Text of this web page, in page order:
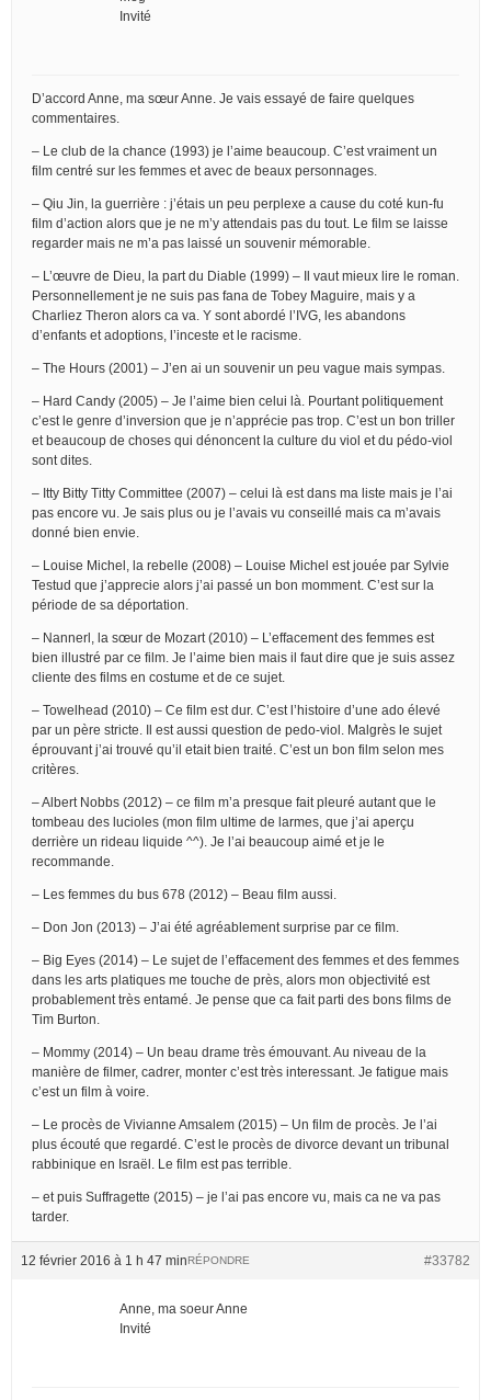
Invité
D’accord Anne, ma sœur Anne. Je vais essayé de faire quelques
commentaires.
– Le club de la chance (1993) je l’aime beaucoup. C’est vraiment un
film centré sur les femmes et avec de beaux personnages.
– Qiu Jin, la guerrière : j’étais un peu perplexe a cause du coté kun-fu
film d’action alors que je ne m’y attendais pas du tout. Le film se laisse
regarder mais ne m’a pas laissé un souvenir mémorable.
– L’œuvre de Dieu, la part du Diable (1999) – Il vaut mieux lire le roman.
Personnellement je ne suis pas fana de Tobey Maguire, mais y a
Charliez Theron alors ca va. Y sont abordé l’IVG, les abandons
d’enfants et adoptions, l’inceste et le racisme.
– The Hours (2001) – J’en ai un souvenir un peu vague mais sympas.
– Hard Candy (2005) – Je l’aime bien celui là. Pourtant politiquement
c’est le genre d’inversion que je n’apprécie pas trop. C’est un bon triller
et beaucoup de choses qui dénoncent la culture du viol et du pédo-viol
sont dites.
– Itty Bitty Titty Committee (2007) – celui là est dans ma liste mais je l’ai
pas encore vu. Je sais plus ou je l’avais vu conseillé mais ca m’avais
donné bien envie.
– Louise Michel, la rebelle (2008) – Louise Michel est jouée par Sylvie
Testud que j’apprecie alors j’ai passé un bon momment. C’est sur la
période de sa déportation.
– Nannerl, la sœur de Mozart (2010) – L’effacement des femmes est
bien illustré par ce film. Je l’aime bien mais il faut dire que je suis assez
cliente des films en costume et de ce sujet.
– Towelhead (2010) – Ce film est dur. C’est l’histoire d’une ado élevé
par un père stricte. Il est aussi question de pedo-viol. Malgrès le sujet
éprouvant j’ai trouvé qu’il etait bien traité. C’est un bon film selon mes
critères.
– Albert Nobbs (2012) – ce film m’a presque fait pleuré autant que le
tombeau des lucioles (mon film ultime de larmes, que j’ai aperçu
derrière un rideau liquide ^^). Je l’ai beaucoup aimé et je le
recommande.
– Les femmes du bus 678 (2012) – Beau film aussi.
– Don Jon (2013) – J’ai été agréablement surprise par ce film.
– Big Eyes (2014) – Le sujet de l’effacement des femmes et des femmes
dans les arts platiques me touche de près, alors mon objectivité est
probablement très entamé. Je pense que ca fait parti des bons films de
Tim Burton.
– Mommy (2014) – Un beau drame très émouvant. Au niveau de la
manière de filmer, cadrer, monter c’est très interessant. Je fatigue mais
c’est un film à voire.
– Le procès de Vivianne Amsalem (2015) – Un film de procès. Je l’ai
plus écouté que regardé. C’est le procès de divorce devant un tribunal
rabbinique en Israël. Le film est pas terrible.
– et puis Suffragette (2015) – je l’ai pas encore vu, mais ca ne va pas
tarder.
12 février 2016 à 1 h 47 min #33782
RÉPONDRE
Anne, ma soeur Anne
Invité